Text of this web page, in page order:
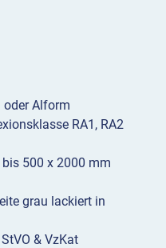
Alform
RA1, RA2
500 x 2000 mm
grau lackiert in
& VzKat